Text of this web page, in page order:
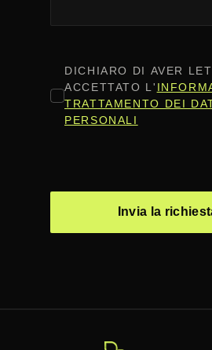
CONSENSO*
DICHIARO DI AVER
ACCETTATO L'
TRATTAMENTO DEI
PERSONALI